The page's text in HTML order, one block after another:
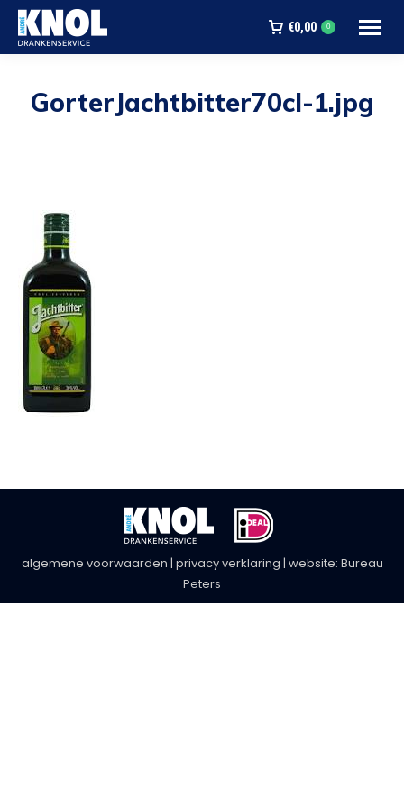
€0,00 0
GorterJachtbitter70cl-1.jpg
algemene voorwaarden | privacy verklaring | website: Bureau
Peters